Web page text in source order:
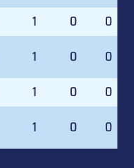
1 0
0
1 0
0
1 0
0
1 0 0